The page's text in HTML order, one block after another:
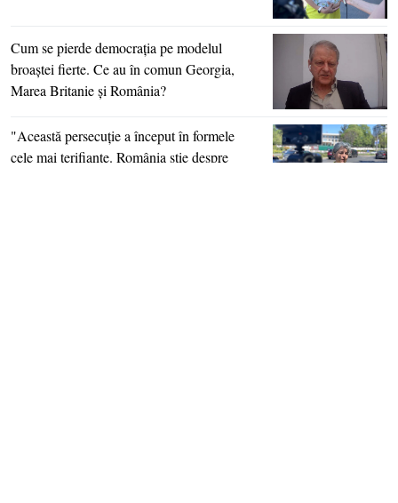
Cum se pierde democraţia pe modelul
broaştei fierte. Ce au în comun Georgia,
Marea Britanie şi România?
"Această persecuţie a început în formele
cele mai terifiante. România ştie despre